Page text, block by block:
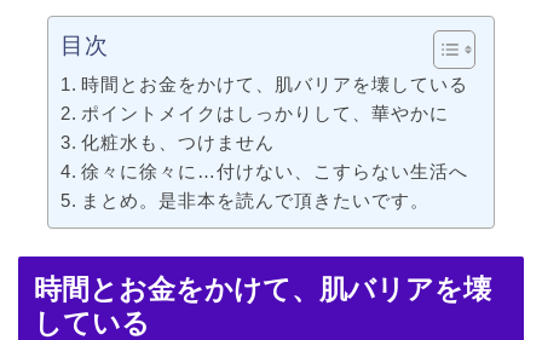
目次
時間とお金をかけて、肌バリアを壊している
ポイントメイクはしっかりして、華やかに
化粧水も、つけません
徐々に徐々に…付けない、こすらない生活へ
まとめ。是非本を読んで頂きたいです。
時間とお金をかけて、肌バリアを壊
している